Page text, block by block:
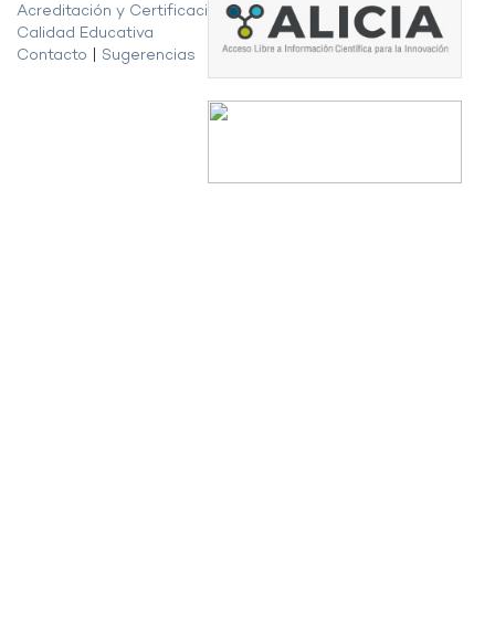
Acreditación y Certificación de la
Calidad Educativa
Contacto
Sugerencias